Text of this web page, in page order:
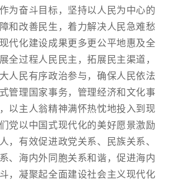
为奋斗目标，坚持以人民为中心的
和改善民生，着力解决人民急难愁
代化建设成果更多更公平地惠及全
全过程人民民主，拓展民主渠道，
人民有序政治参与，确保人民依法
管理国家事务，管理经济和文化事
以主人翁精神满怀热忱地投入到现
党以中国式现代化的美好愿景激励
，有效促进政党关系、民族关系、
、海内外同胞关系和谐，促进海内
，凝聚起全面建设社会主义现代化